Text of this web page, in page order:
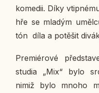
ko­me­dii. Díky
hře se mladým
tón díla a po­tě­šit
Pre­mi­é­ro­vé
studia „Mix“ bylo
nimiž bylo mnoho